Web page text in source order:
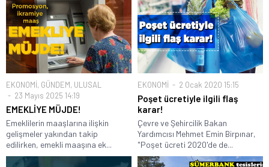
EKONOMİ, GÜNDEM, ULUSAL
23 Mayıs 2025 14:19
EMEKLİYE MÜJDE!
Emeklilerin maaşlarına ilişkin
gelişmeler yakından takip
edilirken, emekli maaşına ek...
EKONOMİ 2 Ocak 2020 15:15
Poşet ücretiyle ilgili flaş
karar!
Çevre ve Şehircilik Bakan
Yardımcısı Mehmet Emin Birpınar,
"Poşet ücreti 2020'de de...